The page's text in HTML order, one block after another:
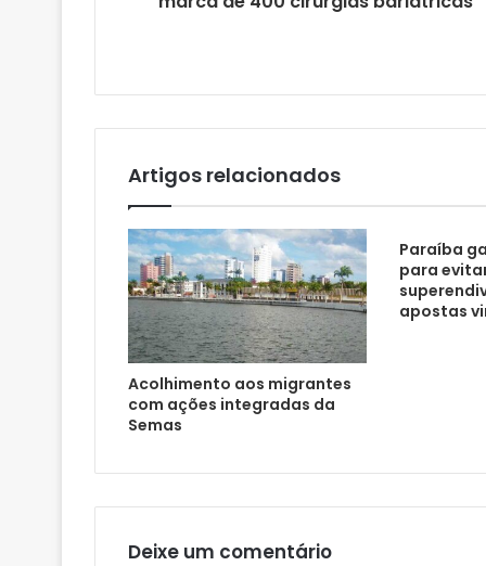
i
Artigos relacionados
Acolhimento aos migrantes
com ações integradas da
Semas
Paraíba
para
apostas
Deixe um comentário